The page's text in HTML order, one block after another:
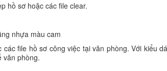
hồ sơ hoặc các file clear.
nhựa màu cam
file hồ sơ công việc tại văn phòng. Với kiểu
văn phòng.